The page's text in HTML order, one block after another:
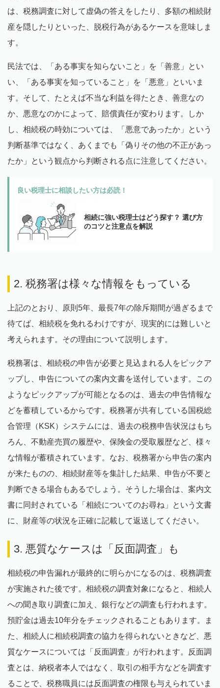
は、税務調査に対して虚偽の答えをしたり、多額の相続財
産を隠したりといった、脱税行為があるケースを意味しま
す。
民法では、「ある事実を知らないこと」を「善意」とい
い、「ある事実を知っていること」を「悪意」といいま
す。そして、たとえば不当な利益を得たとき、善意なの
か、悪意なのかによって、賠償責任が変わります。しか
し、相続税の時効については、「悪意であったか」という
判断基準ではなく、あくまでも「偽りその他の不正があっ
たか」という観点から判断される点に注意してください。
良い税理士に相談したい方は必読！
相続に強い税理士はどう探す？ 選び方
のコツと注意点を解説
2. 税務署は様々な情報をもっている
上記のとおり、原則5年、最長7年の除斥期間が過ぎるまで
待てば、相続税を免れるわけですが、現実的には難しいと
考えられます。その理由について説明します。
税務署は、相続税の申告が必要と見込まれる人をピックア
ップし、申告についての案内文書を送付しています。この
ようなピックアップが可能となるのは、過去の申告情報な
どを蓄積しているからです。税務署が共有している国税総
合管理（KSK）システムには、過去の税務申告状況はもち
ろん、不動産売買の履歴や、保険金の受取履歴など、様々
な情報が蓄積されています。なお、税務署から申告の案内
が来たものの、相続財産等を集計した結果、申告が不要と
判断できる場合もあるでしょう。そうした場合は、案内文
書に同封されている「相続についてのお尋ね」という文書
に、財産等の状況を正確に記載して返送してください。
3. 悪質なケースは「反面調査」も
相続税の申告漏れが最終的に明らかになるのは、税務調査
が実施された後です。相続税の調査対象になると、相続人
への聞き取り調査に加え、銀行などの調査も行われます。
預貯金は過去10年分をチェックされることもあります。ま
た、相続人に相続税調査の協力を得られないときなど、悪
質なケースについては「反面調査」が行われます。反面調
査とは、納税者本人ではなく、取引の相手方などを調査す
ることで、税務職員には反面調査の権限も与えられていま